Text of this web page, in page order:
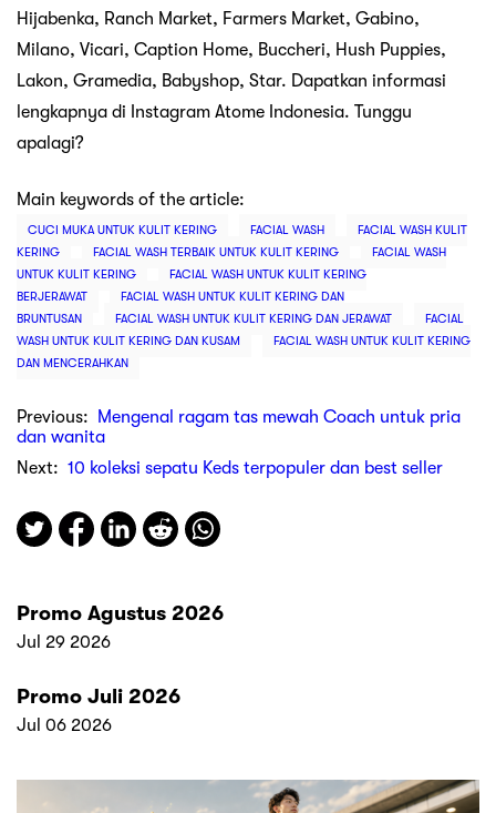
Hijabenka, Ranch Market, Farmers Market, Gabino,
Milano, Vicari, Caption Home, Buccheri, Hush Puppies,
Lakon, Gramedia, Babyshop, Star. Dapatkan informasi
lengkapnya di Instagram Atome Indonesia. Tunggu
apalagi?
Main keywords of the article:
CUCI MUKA UNTUK KULIT KERING FACIAL WASH
FACIAL WASH KULIT
KERING
FACIAL WASH TERBAIK UNTUK KULIT KERING
FACIAL WASH
UNTUK KULIT KERING
FACIAL WASH UNTUK KULIT KERING
BERJERAWAT
FACIAL WASH UNTUK KULIT KERING DAN
BRUNTUSAN
FACIAL WASH UNTUK KULIT KERING DAN JERAWAT
FACIAL
WASH UNTUK KULIT KERING DAN KUSAM
FACIAL WASH UNTUK KULIT KERING
DAN MENCERAHKAN
Previous:
Mengenal ragam tas mewah Coach untuk pria
dan wanita
Next: 10 koleksi sepatu Keds terpopuler dan best seller
Promo Agustus 2026
Jul 29 2026
Promo Juli 2026
Jul 06 2026